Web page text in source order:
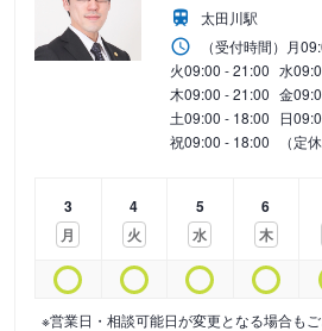
太田川駅
（受付時間） 月
火09:00 - 21:00 水
木09:00 - 21:00 金
土09:00 - 18:00 日
祝09:00 - 18:00 （定
3
月
4
火
5
水
6
木
※営業日・相談可能日が変更となる場合も